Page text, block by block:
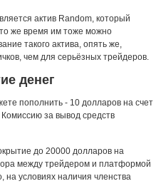
актив Random, который
же время им тоже можно
такого актива, опять же,
чем для серьёзных трейдеров.
денег
пополнить - 10 долларов на счет
за вывод средств
до 20000 долларов на
между трейдером и платформой
на условиях наличия членства